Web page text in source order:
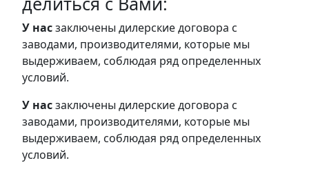
У насзаключены дилерские договора с
заводами, производителями, которые мы
выдерживаем, соблюдая ряд определенных
условий.
У насзаключены дилерские договора с
заводами, производителями, которые мы
выдерживаем, соблюдая ряд определенных
условий.